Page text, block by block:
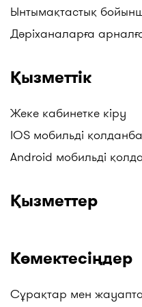
мин. бұрын, 5 мин.
Керек дәріні
жаңа дәріханалар мен
аласыздар: Gold
дәріханалары,
(Төмен Баға
басқалар.
Ынтымақтастық
Дәріханаларға
Қызметтік
Жеке кабинетке кіру
IOS мобильді
Android мобильді
Қызметтер
Көмектесіңдер
Сұрақтар мен